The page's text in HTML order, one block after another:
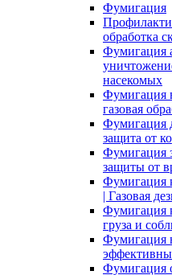
Фумигация
обработка
Фумигация
насекомых
Фумигация
газовая
Фумигация
защита от
Фумигация
защиты от
Фумигация
| Газовая
Фумигация
груза и
Фумигация
Фумигация